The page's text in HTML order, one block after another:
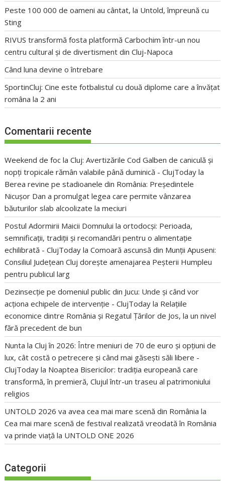
Peste 100 000 de oameni au cântat, la Untold, împreună cu
Sting
RIVUS transformă fosta platformă Carbochim într-un nou
centru cultural și de divertisment din Cluj-Napoca
Când luna devine o întrebare
SportinCluj: Cine este fotbalistul cu două diplome care a învățat
româna la 2 ani
Comentarii recente
Weekend de foc la Cluj: Avertizările Cod Galben de caniculă și
nopți tropicale rămân valabile până duminică - ClujToday la
Berea revine pe stadioanele din România: Președintele
Nicușor Dan a promulgat legea care permite vânzarea
băuturilor slab alcoolizate la meciuri
Postul Adormirii Maicii Domnului la ortodocși: Perioada,
semnificații, tradiții și recomandări pentru o alimentație
echilibrată - ClujToday laComoară ascunsă din Munții Apuseni:
Consiliul Județean Cluj dorește amenajarea Peșterii Humpleu
pentru publicul larg
Dezinsecție pe domeniul public din Jucu: Unde și când vor
acționa echipele de intervenție - ClujToday la Relațiile
economice dintre România și Regatul Țărilor de Jos, la un nivel
fără precedent de bun
Nunta la Cluj în 2026: Între meniuri de 70 de euro și opțiuni de
lux, cât costă o petrecere și când mai găsești săli libere -
ClujToday la Noaptea Bisericilor: tradiția europeană care
transformă, în premieră, Clujul într-un traseu al patrimoniului
religios
UNTOLD 2026 va avea cea mai mare scenă din România la
Cea mai mare scenă de festival realizată vreodată în România
va prinde viață la UNTOLD ONE 2026
Categorii